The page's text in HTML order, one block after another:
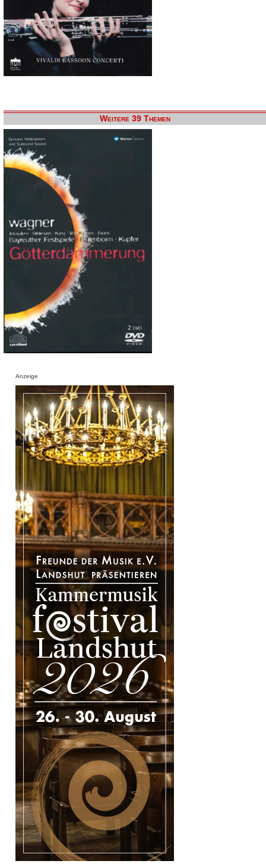
Weitere 39 Themen
Anzeige